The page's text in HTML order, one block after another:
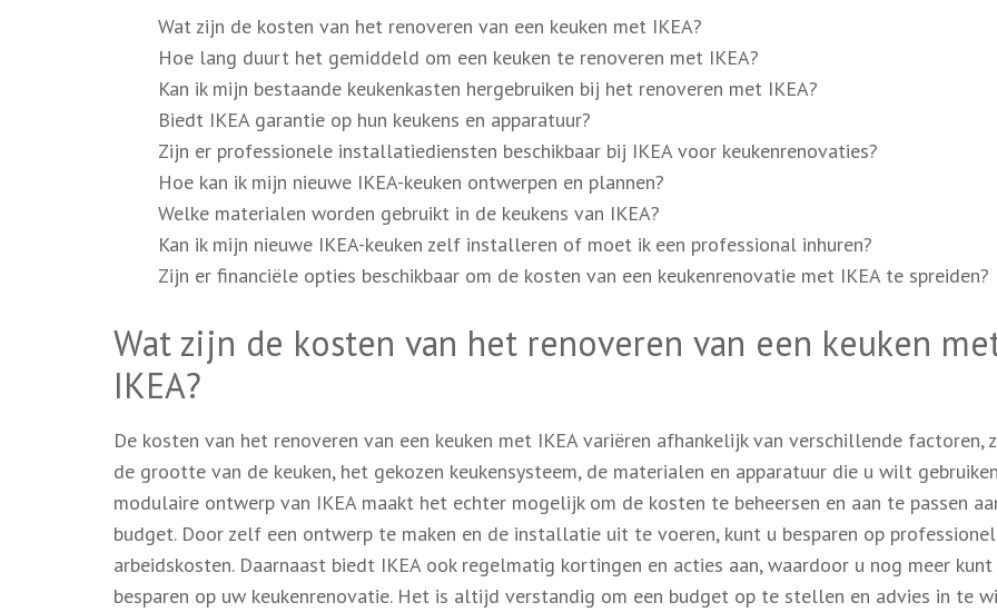
Wat zijn de kosten van het renoveren van een keuken met IKEA?
Hoe lang duurt het gemiddeld om een keuken te renoveren met IKEA?
Kan ik mijn bestaande keukenkasten hergebruiken bij het renoveren met IKEA?
Biedt IKEA garantie op hun keukens en apparatuur?
Zijn er professionele installatiediensten beschikbaar bij IKEA voor keukenrenovaties?
Hoe kan ik mijn nieuwe IKEA-keuken ontwerpen en plannen?
Welke materialen worden gebruikt in de keukens van IKEA?
Kan ik mijn nieuwe IKEA-keuken zelf installeren of moet ik een professional inhuren?
Zijn er financiële opties beschikbaar om de kosten van een keukenrenovatie met IKEA te spreiden?
Wat zijn de kosten van het renoveren van een keuken
IKEA?
De kosten van het renoveren van een keuken met IKEA variëren afhankelijk van verschillende factoren,
de grootte van de keuken, het gekozen keukensysteem, de materialen en apparatuur die u wilt
modulaire ontwerp van IKEA maakt het echter mogelijk om de kosten te beheersen en aan te passen
budget. Door zelf een ontwerp te maken en de installatie uit te voeren, kunt u besparen op
arbeidskosten. Daarnaast biedt IKEA ook regelmatig kortingen en acties aan, waardoor u nog meer kunt
besparen op uw keukenrenovatie. Het is altijd verstandig om een budget op te stellen en advies in te